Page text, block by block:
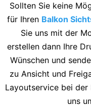
Sollten Sie keine
für Ihren Balkon
Sie uns mit der
erstellen dann Ihre
Wünschen und
zu Ansicht und
Layoutservice bei der
uns